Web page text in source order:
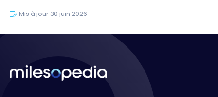
Mis à jour 30 juin 2026